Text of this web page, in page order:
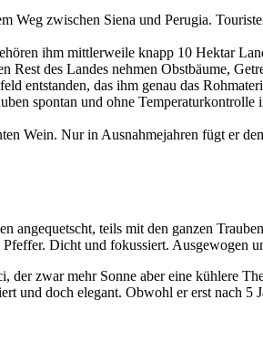
Weg zwischen Siena und Perugia.
ihm mittlerweile knapp 10 Hektar
des Landes nehmen Obstbäume,
entstanden, das ihm genau das
spontan und ohne
Wein. Nur in Ausnahmejahren fügt er
angequetscht, teils mit den ganzen
Dicht und fokussiert. Ausgewogen
der zwar mehr Sonne aber eine kühlere
und doch elegant. Obwohl er erst nach